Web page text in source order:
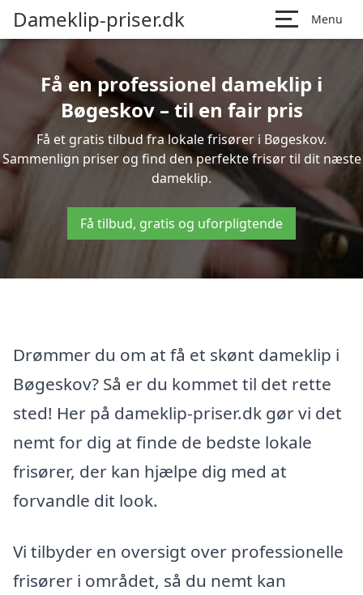
Dameklip-priser.dk Menu
Få en professionel dameklip i
Bøgeskov – til en fair pris
Få et gratis tilbud fra lokale frisører i Bøgeskov.
Sammenlign priser og find den perfekte frisør til dit næste
dameklip.
Få tilbud, gratis og uforpligtende
Drømmer du om at få et skønt dameklip i
Bøgeskov? Så er du kommet til det rette
sted! Her på dameklip-priser.dk gør vi det
nemt for dig at finde de bedste lokale
frisører, der kan hjælpe dig med at
forvandle dit look.
Vi tilbyder en oversigt over professionelle
frisører i området, så du nemt kan